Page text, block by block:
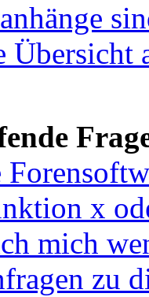
Übersicht
x
mich
zu